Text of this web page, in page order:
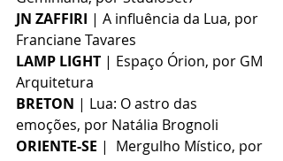
JN ZAFFIRI | A influência da Lua, por
Franciane Tavares
LAMP LIGHT | Espaço Órion, por GM
Arquitetura
BRETON | Lua: O astro das
emoções, por Natália Brognoli
ORIENTE-SE |  Mergulho Místico, por